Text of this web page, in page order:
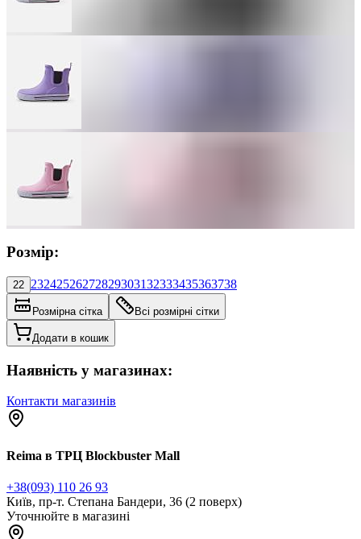
Розмір:
22 23242526272829303132333435363738
Розмірна сітка Всі розмірні сітки
Додати в кошик
Наявність у магазинах:
Контакти магазинів
Reima в ТРЦ Blockbuster Mall
+38(093) 110 26 93
Київ, пр-т. Степана Бандери, 36 (2 поверх)
Уточнюйте в магазині